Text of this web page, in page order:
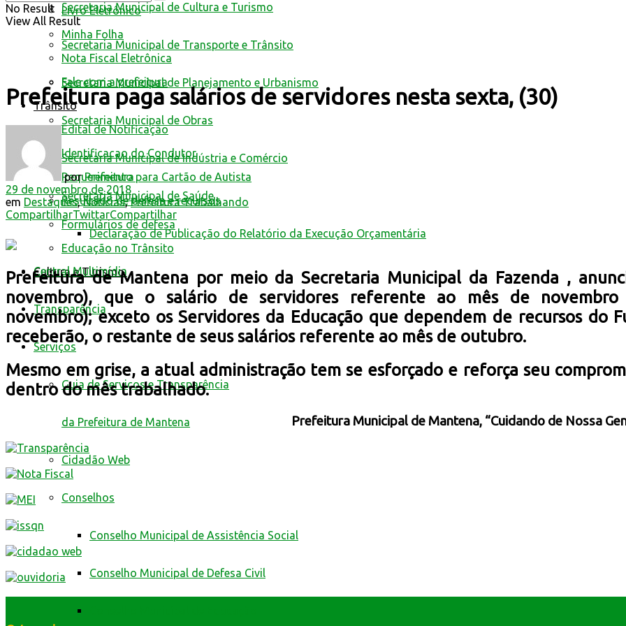
Livro Eletrônico
Minha Folha
Nota Fiscal Eletrônica
Fale com a prefeitura
Trânsito
Edital de Notificação
Identificacao do Condutor
Requerimento para Cartão de Autista
Resultado de defesa e recursos
Formulários de defesa
Educação no Trânsito
Cultura e Turismo
Secretaria Municipal de Cultura e Turismo
Secretaria Municipal de Transporte e Trânsito
Secretaria Municipal de Planejamento e Urbanismo
Secretaria Municipal de Obras
Secretaria Municipal de Indústria e Comércio
Secretaria Municipal de Saúde
Declaração de Publicação do Relatório da Execução Orçamentária
Central Multimídia
Transparência
Serviços
Guia de Serviços e Transparência
da Prefeitura de Mantena
Cidadão Web
Conselhos
Conselho Municipal de Assistência Social
Conselho Municipal de Defesa Civil
No Result
View All Result
Prefeitura paga salários de servidores nesta sexta, (30)
por Prefeitura
29 de novembro de 2018
em Destaques,Notícias,Prefeitura Trabalhando
CompartilharTwittarCompartilhar
Prefeitura de Mantena por meio da Secretaria Municipal da Fazenda ,
novembro), que o salário de servidores referente ao mês de
novembro);exceto os Servidores da Educação que dependem de recursos do
receberão, o restante de seus salários referente ao mês de outubro.
Mesmo em grise, a atual administração tem se esforçado e reforça seu
dentro do mês trabalhado.
Prefeitura Municipal de Mantena, “Cuidando de Nossa